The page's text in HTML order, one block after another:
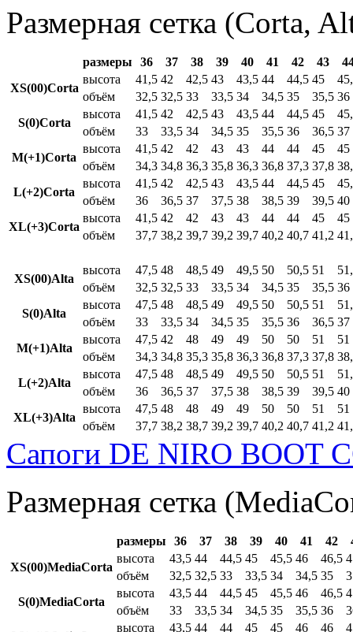
Размерная сетка (Corta,
размеры 36 37 38 39 40 41 42 43
XS(00)Corta
высота 41,5 42 42,5 43 43,5 44 44,5 45
объём
32,5 32,5 33 33,5 34 34,5 35 35,5 36
S(0)Corta
высота 41,5 42 42,5 43 43,5 44 44,5 45
объём
33 33,5 34 34,5 35 35,5 36 36,5 37
M(+1)Corta
высота 41,5 42 42 43 43 44 44 45
45
объём
34,3 34,8 36,3 35,8 36,3 36,8 37,3 37,8
L(+2)Corta
высота 41,5 42 42,5 43 43,5 44 44,5 45
объём
36 36,5 37 37,5 38 38,5 39 39,5 40
XL(+3)Corta
высота 41,5 42 42 43 43 44 44 45
45
объём
37,7 38,2 39,7 39,2 39,7 40,2 40,7 41,2
XS(00)Alta
высота 47,5 48 48,5 49 49,5 50 50,5 51
объём
32,5 32,5 33 33,5 34 34,5 35 35,5 36
S(0)Alta
высота 47,5 48 48,5 49 49,5 50 50,5 51
объём
33 33,5 34 34,5 35 35,5 36 36,5 37
M(+1)Alta
высота 47,5 42 48 49 49 50 50 51
51
объём
34,3 34,8 35,3 35,8 36,3 36,8 37,3 37,8
L(+2)Alta
высота 47,5 48 48,5 49 49,5 50 50,5 51
объём
36 36,5 37 37,5 38 38,5 39 39,5 40
XL(+3)Alta
высота 47,5 48 48 49 49 50 50 51
51
объём
37,7 38,2 38,7 39,2 39,7 40,2 40,7 41,2
Сапоги DE NIRO BOOT
Размерная сетка
размеры 36 37 38 39 40 41 42
XS(00)MediaCorta
высота 43,5 44 44,5 45 45,5 46 46,5
объём
32,5 32,5 33 33,5 34 34,5 35
S(0)MediaCorta
высота 43,5 44 44,5 45 45,5 46 46,5
объём
33 33,5 34 34,5 35 35,5 36
высота 43,5 44 44 45 45 46 46